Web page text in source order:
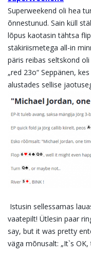
Superweekend oli hea
õnnestunud. Sain küll
lõpus kaotasin tähtsa
stäkiriismetega all-in
päris reibas seltskond
„red 23o“ Seppänen,
alustades sellise
Istusin sellessamas
vaatepilt! Ütlesin paar
say, but it was pretty
väga mõnusalt: „It`s